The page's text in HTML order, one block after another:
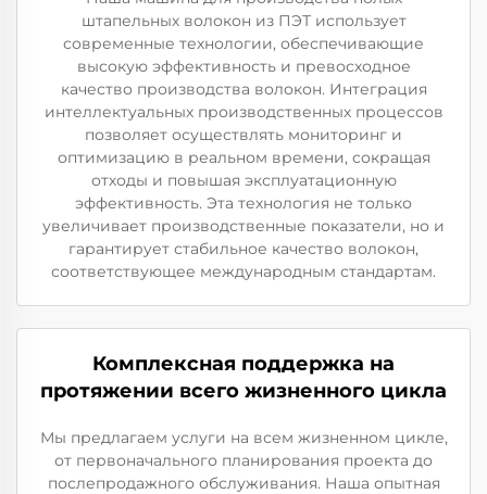
штапельных волокон из ПЭТ использует
современные технологии, обеспечивающие
высокую эффективность и превосходное
качество производства волокон. Интеграция
интеллектуальных производственных процессов
позволяет осуществлять мониторинг и
оптимизацию в реальном времени, сокращая
отходы и повышая эксплуатационную
эффективность. Эта технология не только
увеличивает производственные показатели, но и
гарантирует стабильное качество волокон,
соответствующее международным стандартам.
Комплексная поддержка на
протяжении всего жизненного цикла
Мы предлагаем услуги на всем жизненном цикле,
от первоначального планирования проекта до
послепродажного обслуживания. Наша опытная